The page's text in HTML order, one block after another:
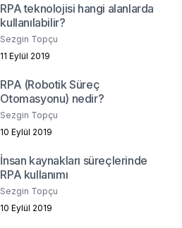
RPA teknolojisi hangi alanlarda
kullanılabilir?
Sezgin Topçu
11 Eylül 2019
RPA (Robotik Süreç
Otomasyonu) nedir?
Sezgin Topçu
10 Eylül 2019
İnsan kaynakları süreçlerinde
RPA kullanımı
Sezgin Topçu
10 Eylül 2019